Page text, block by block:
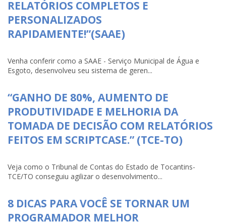
RELATÓRIOS COMPLETOS E
PERSONALIZADOS
RAPIDAMENTE!”(SAAE)
Venha conferir como a SAAE - Serviço Municipal de Água e
Esgoto, desenvolveu seu sistema de geren...
“GANHO DE 80%, AUMENTO DE
PRODUTIVIDADE E MELHORIA DA
TOMADA DE DECISÃO COM RELATÓRIOS
FEITOS EM SCRIPTCASE.” (TCE-TO)
Veja como o Tribunal de Contas do Estado de Tocantins-
TCE/TO conseguiu agilizar o desenvolvimento...
8 DICAS PARA VOCÊ SE TORNAR UM
PROGRAMADOR MELHOR